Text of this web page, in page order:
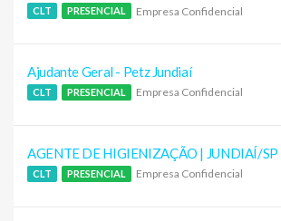
CLT PRESENCIAL Empresa Confidencial
Ajudante Geral - Petz Jundiaí
CLT PRESENCIAL Empresa Confidencial
AGENTE DE HIGIENIZAÇÃO | JUNDIAÍ/SP
CLT PRESENCIAL Empresa Confidencial